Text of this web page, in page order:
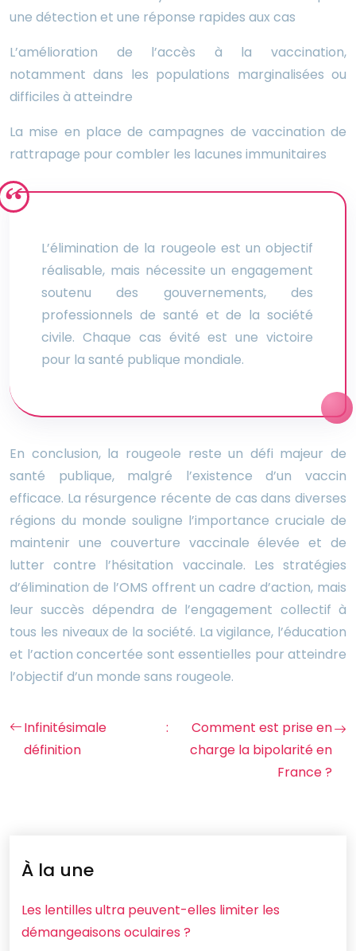
une détection et une réponse rapides aux cas
L’amélioration de l’accès à la vaccination,
notamment dans les populations marginalisées ou
difficiles à atteindre
La mise en place de campagnes de vaccination de
rattrapage pour combler les lacunes immunitaires
L’élimination de la rougeole est un objectif
réalisable, mais nécessite un engagement
soutenu des gouvernements, des
professionnels de santé et de la société
civile. Chaque cas évité est une victoire
pour la santé publique mondiale.
En conclusion, la rougeole reste un défi majeur de
santé publique, malgré l’existence d’un vaccin
efficace. La résurgence récente de cas dans diverses
régions du monde souligne l’importance cruciale de
maintenir une couverture vaccinale élevée et de
lutter contre l’hésitation vaccinale. Les stratégies
d’élimination de l’OMS offrent un cadre d’action, mais
leur succès dépendra de l’engagement collectif à
tous les niveaux de la société. La vigilance, l’éducation
et l’action concertée sont essentielles pour atteindre
l’objectif d’un monde sans rougeole.
Infinitésimale :
définition
Comment est prise en
charge la bipolarité en
France ?
À la une
Les lentilles ultra peuvent-elles limiter les
démangeaisons oculaires ?